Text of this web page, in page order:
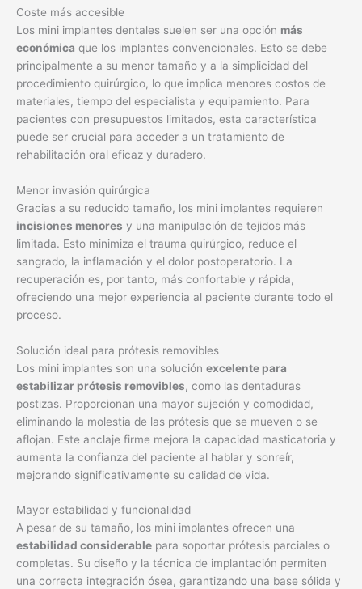
Coste más accesible
Los mini implantes dentales suelen ser una opción más
económica que los implantes convencionales. Esto se debe
principalmente a su menor tamaño y a la simplicidad del
procedimiento quirúrgico, lo que implica menores costos de
materiales, tiempo del especialista y equipamiento. Para
pacientes con presupuestos limitados, esta característica
puede ser crucial para acceder a un tratamiento de
rehabilitación oral eficaz y duradero.
Menor invasión quirúrgica
Gracias a su reducido tamaño, los mini implantes requieren
incisiones menores y una manipulación de tejidos más
limitada. Esto minimiza el trauma quirúrgico, reduce el
sangrado, la inflamación y el dolor postoperatorio. La
recuperación es, por tanto, más confortable y rápida,
ofreciendo una mejor experiencia al paciente durante todo el
proceso.
Solución ideal para prótesis removibles
Los mini implantes son una solución excelente para
estabilizar prótesis removibles, como las dentaduras
postizas. Proporcionan una mayor sujeción y comodidad,
eliminando la molestia de las prótesis que se mueven o se
aflojan. Este anclaje firme mejora la capacidad masticatoria y
aumenta la confianza del paciente al hablar y sonreír,
mejorando significativamente su calidad de vida.
Mayor estabilidad y funcionalidad
A pesar de su tamaño, los mini implantes ofrecen una
estabilidad considerable para soportar prótesis parciales o
completas. Su diseño y la técnica de implantación permiten
una correcta integración ósea, garantizando una base sólida y